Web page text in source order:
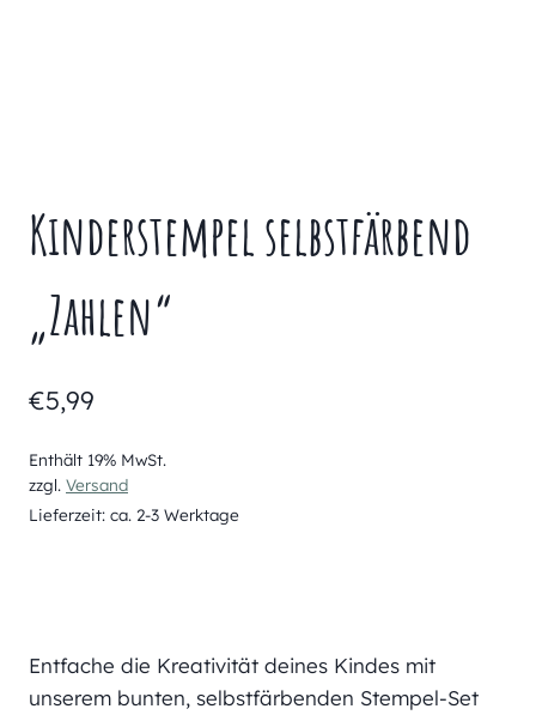
Kinderstempel selbstfärbend
„Zahlen“
€5,99
Enthält 19% MwSt.
zzgl. Versand
Lieferzeit: ca. 2-3 Werktage
Entfache die Kreativität deines Kindes mit
unserem bunten, selbstfärbenden Stempel-Set